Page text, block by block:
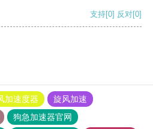
支持[0] 反对[0]
加速度器
旋风加速
狗急加速器官网